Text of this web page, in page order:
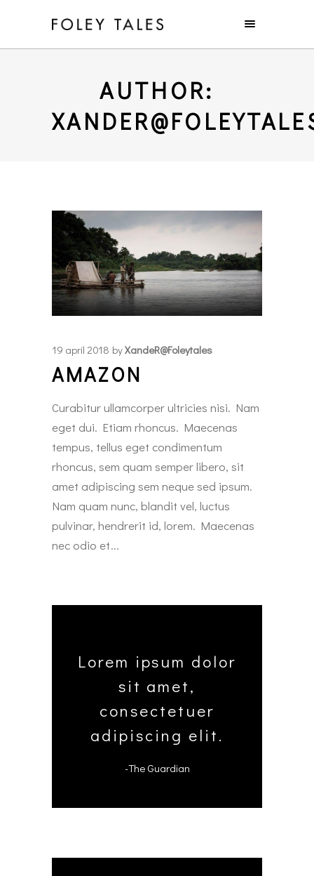
AUTHOR:
19 april 2018 byXandeR@foleytales
AMAZON
Curabitur ullamcorper ultricies nisi. Nam
eget dui. Etiam rhoncus. Maecenas
tempus, tellus eget condimentum
rhoncus, sem quam semper libero, sit
amet adipiscing sem neque sed ipsum.
Nam quam nunc, blandit vel, luctus
pulvinar, hendrerit id, lorem. Maecenas
nec odio et
Lorem ipsum dolor
sit amet,
consectetuer
adipiscing elit.
-The Guardian